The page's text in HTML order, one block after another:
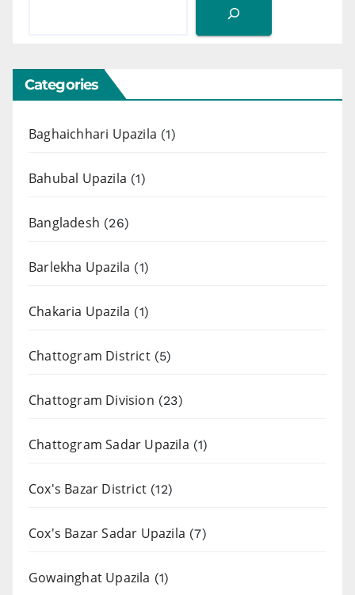
Categories
Baghaichhari Upazila (1)
Bahubal Upazila (1)
Bangladesh (26)
Barlekha Upazila (1)
Chakaria Upazila (1)
Chattogram District(5)
Chattogram Division (23)
Chattogram Sadar Upazila (1)
Cox's Bazar District (12)
Cox's Bazar Sadar Upazila (7)
Gowainghat Upazila (1)